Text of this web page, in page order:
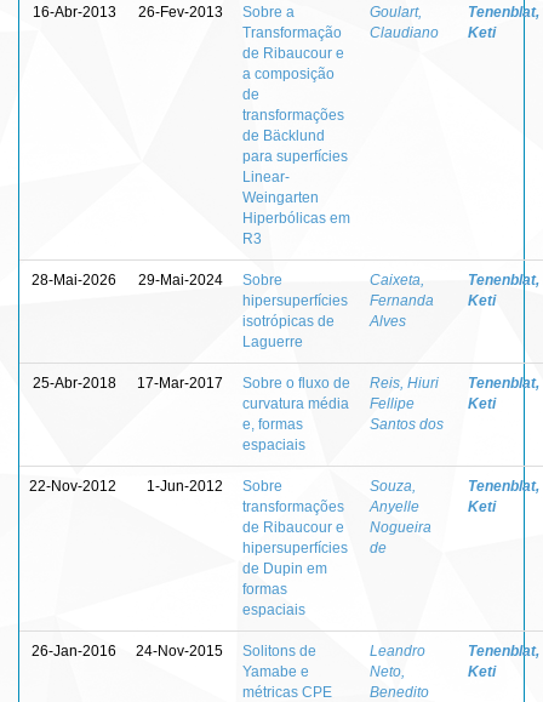
16-Abr-2013 26-Fev-2013
Sobre a
Transformação
de Ribaucour e
a composição
de
transformações
de Bäcklund
para superfícies
Linear-
Weingarten
Hiperbólicas em
R3
Goulart,
Claudiano
Tenenblat,
Keti
28-Mai-2026 29-Mai-2024
Sobre
hipersuperfícies
isotrópicas de
Laguerre
Caixeta,
Fernanda
Alves
Tenenblat,
Keti
25-Abr-2018 17-Mar-2017
Sobre o fluxo de
curvatura média
e, formas
espaciais
Reis, Hiuri
Fellipe
Santos dos
Tenenblat,
Keti
22-Nov-2012 1-Jun-2012
Sobre
transformações
de Ribaucour e
hipersuperfícies
de Dupin em
formas
espaciais
Souza,
Anyelle
Nogueira
de
Tenenblat,
Keti
26-Jan-2016 24-Nov-2015
Solitons de
Yamabe e
métricas CPE
Leandro
Neto,
Benedito
Tenenblat,
Keti